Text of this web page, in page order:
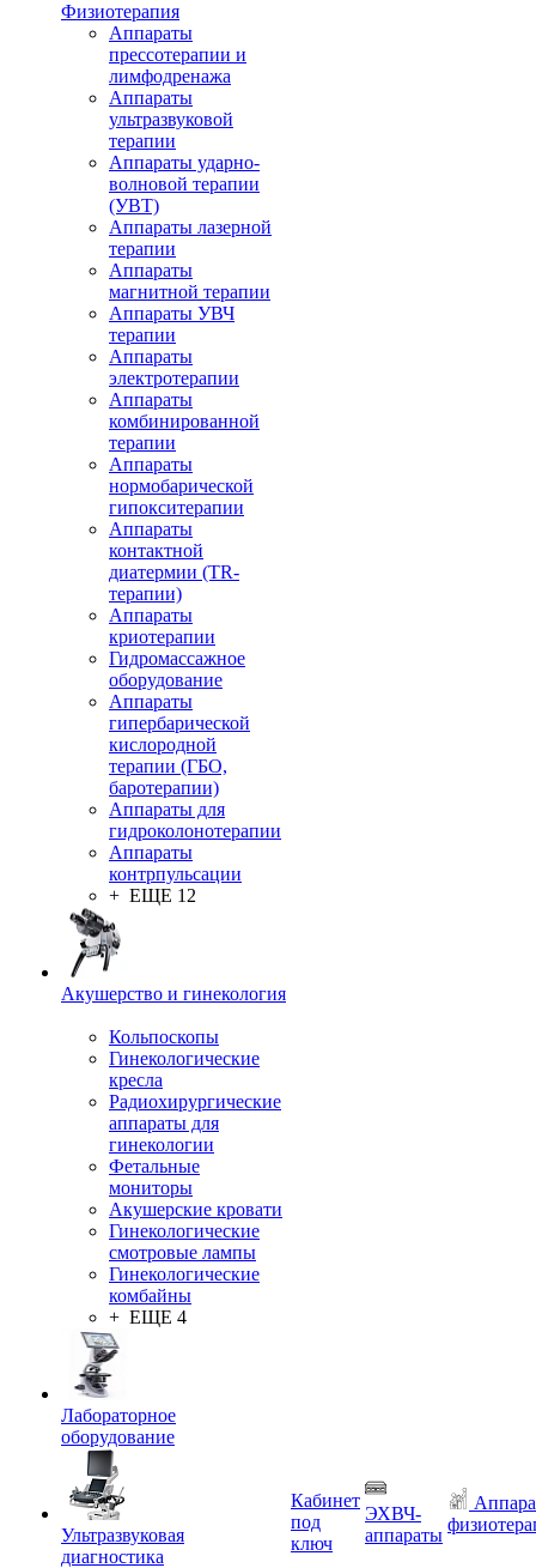
Физиотерапия
Аппараты
прессотерапии и
лимфодренажа
Аппараты
ультразвуковой
терапии
Аппараты ударно-
волновой терапии
(УВТ)
Аппараты лазерной
терапии
Аппараты
магнитной терапии
Аппараты УВЧ
терапии
Аппараты
электротерапии
Аппараты
комбинированной
терапии
Аппараты
нормобарической
гипокситерапии
Аппараты
контактной
диатермии (TR-
терапии)
Аппараты
криотерапии
Гидромассажное
оборудование
Аппараты
гипербарической
кислородной
терапии (ГБО,
баротерапии)
Аппараты для
гидроколонотерапии
Аппараты
контрпульсации
+ ЕЩЕ 12
Акушерство и гинекология
Кольпоскопы
Гинекологические
кресла
Радиохирургические
аппараты для
гинекологии
Фетальные
мониторы
Акушерские кровати
Гинекологические
смотровые лампы
Гинекологические
комбайны
+ ЕЩЕ 4
Лабораторное
оборудование
Ультразвуковая
диагностика
Кабинет
под
ключ
ЭХВЧ-
аппараты